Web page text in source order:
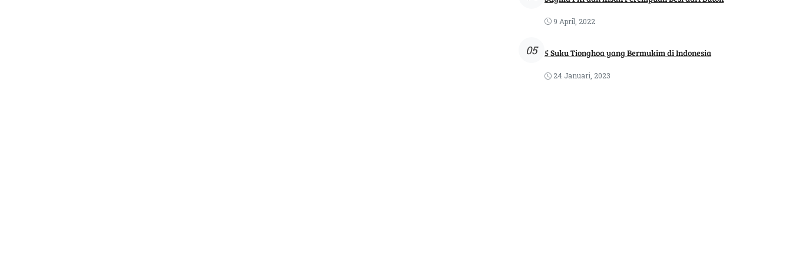
9 April, 2022
05 5 Suku Tionghoa yang Bermukim di Indonesia
24 Januari, 2023